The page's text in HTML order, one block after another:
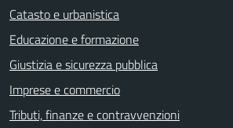
Catasto e urbanistica
Educazione e formazione
Giustizia e sicurezza pubblica
Imprese e commercio
Tributi, finanze e contravvenzioni